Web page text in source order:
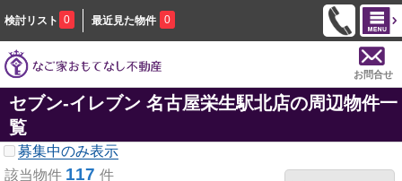
検討リスト 0 最近見た物件 0
お問合せ
セブン-イレブン 名古屋栄生駅北店の周辺物件一
覧
募集中のみ表示
該当物件 117 件